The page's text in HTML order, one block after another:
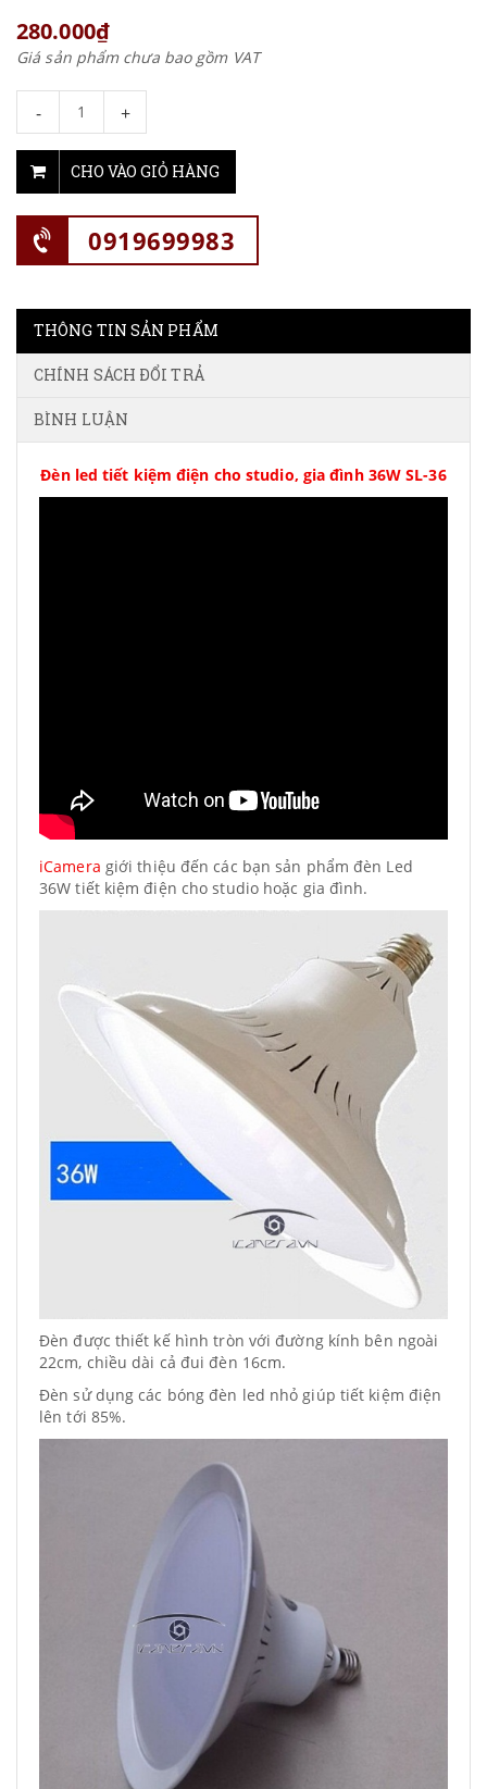
280.000₫
Giá sản phẩm chưa bao gồm VAT
- +
CHO VÀO GIỎ HÀNG
0919699983
THÔNG TIN SẢN PHẨM
CHÍNH SÁCH ĐỔI TRẢ
BÌNH LUẬN
Đèn led tiết kiệm điện cho studio, gia đình 36W SL-36
iCamera giới thiệu đến các bạn sản phẩm đèn Led
36W tiết kiệm điện cho studio hoặc gia đình.
Đèn được thiết kế hình tròn với đường kính bên ngoài
22cm, chiều dài cả đui đèn 16cm.
Đèn sử dụng các bóng đèn led nhỏ giúp tiết kiệm điện
lên tới 85%.